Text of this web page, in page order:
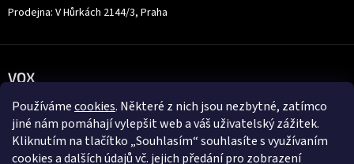
Používámecookies. Některé z nich jsou nezbytné, zatímco
jiné nám pomáhají vylepšit web a váš uživatelský zážitek.
Kliknutím na tlačítko „Souhlasím“ souhlasíte s využívaním
cookies a dalších údajů vč. jejich předání pro zobrazení
Prodejna: V Hůrkách 2144/3, Praha
VOX